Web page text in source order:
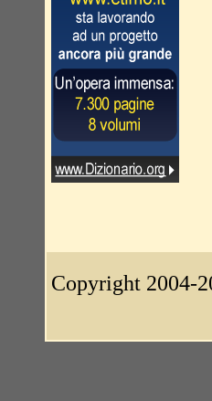
Copyright 2004-